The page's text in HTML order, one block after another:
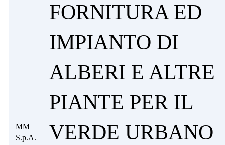
MM
S.p.A.
FORNITURA ED
IMPIANTO DI
ALBERI E ALTRE
PIANTE PER IL
VERDE URBANO